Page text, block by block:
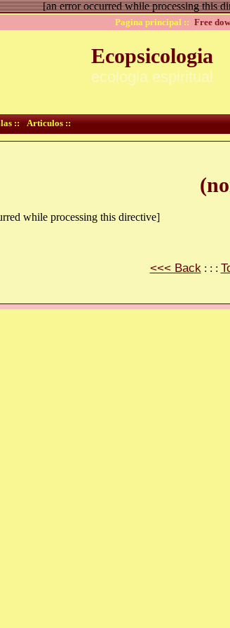
[an error occurred while processing this
Pagina principal :: Free
Ecopsicologia
ecologia espiritual
:: Articulos ::
while processing this directive]
<<< Back : : :